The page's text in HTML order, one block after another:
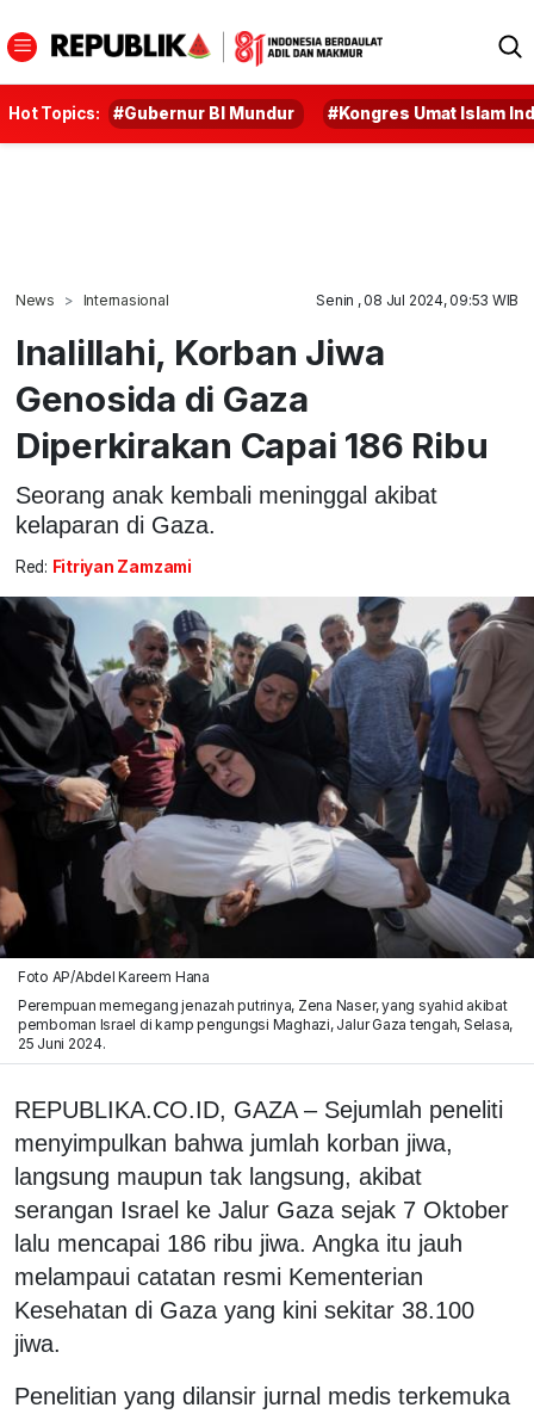
Hot Topics: #Gubernur BI Mundur #Kongres Umat Islam
News Internasional Senin , 08 Jul 2024, 09:53 WIB
Inalillahi, Korban Jiwa
Genosida di Gaza
Diperkirakan Capai 186 Ribu
Seorang anak kembali meninggal akibat
kelaparan di Gaza.
Red: Fitriyan Zamzami
Foto AP/Abdel Kareem Hana
Perempuan memegang jenazah putrinya, Zena Naser, yang syahid akibat
pemboman Israel di kamp pengungsi Maghazi, Jalur Gaza tengah, Selasa,
25 Juni 2024.
REPUBLIKA.CO.ID, GAZA – Sejumlah peneliti
menyimpulkan bahwa jumlah korban jiwa,
langsung maupun tak langsung, akibat
serangan Israel ke Jalur Gaza sejak 7 Oktober
lalu mencapai 186 ribu jiwa. Angka itu jauh
melampaui catatan resmi Kementerian
Kesehatan di Gaza yang kini sekitar 38.100
jiwa.
Penelitian yang dilansir jurnal medis terkemuka